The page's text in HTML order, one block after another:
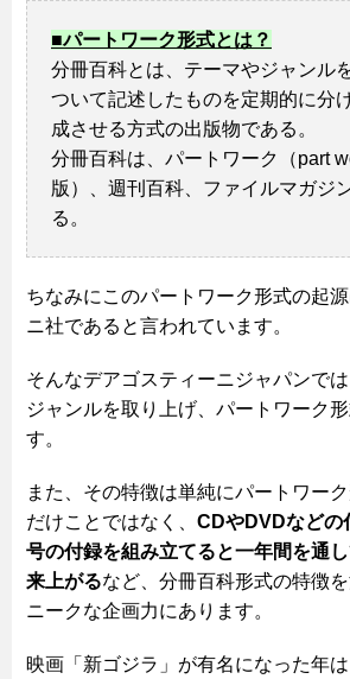
■パートワーク形式とは？
分冊百科とは、テーマやジャンル
ついて記述したものを定期的に分
成させる方式の出版物である。
分冊百科は、パートワーク（part
版）、週刊百科、ファイルマガジ
る。
ちなみにこのパートワーク形式の起
ニ社であると言われています。
そんなデアゴスティーニジャパンで
ジャンルを取り上げ、パートワーク
す。
また、その特徴は単純にパートワー
だけことではなく、 CDやDVDなどの
号の付録を組み立てると一年間を通
来上がるなど、分冊百科形式の特徴
ニークな企画力にあります。
映画「新ゴジラ」が有名になった年